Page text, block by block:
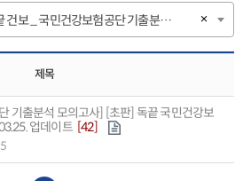
×
독끝 건보 _ 국민건강보험공단 기출분석 모의고사
제목
기출분석 모의고사] [초판] 독끝 국민건강보
업데이트 [42]